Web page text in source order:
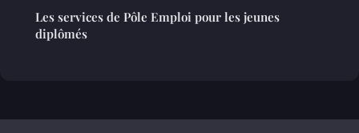
Les services de Pôle Emploi pour les jeunes
diplômés